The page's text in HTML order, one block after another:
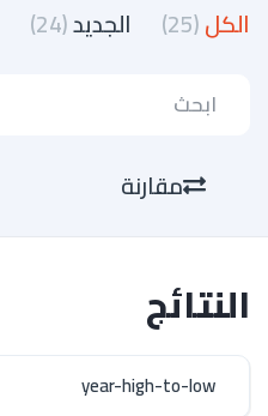
الكل(25) الجديد(24)
مقارنة
النتائج
year-high-to-low